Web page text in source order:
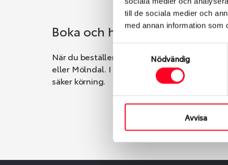
till de sociala medier och
med annan information som
Nödvändig
Avvisa
Boka och hämta hos
När du beställer dina nya däck eller fälgar
eller Mölndal. I beställningen anger du
säker körning.